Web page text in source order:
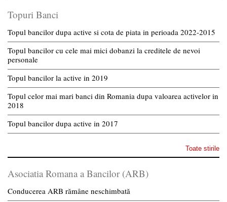
Topuri Banci
Topul bancilor dupa active si cota de piata in perioada 2022-2015
Topul bancilor cu cele mai mici dobanzi la creditele de nevoi
personale
Topul bancilor la active in 2019
Topul celor mai mari banci din Romania dupa valoarea activelor in
2018
Topul bancilor dupa active in 2017
Toate stirile
Asociatia Romana a Bancilor (ARB)
Conducerea ARB rămâne neschimbată